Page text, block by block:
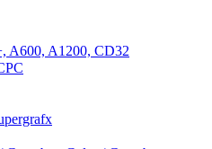
A600, A1200, CD32